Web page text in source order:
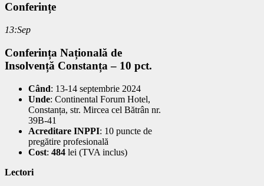
Conferințe
13:Sep
Conferința Națională de
Insolvență Constanța – 10 pct.
Când: 13-14 septembrie 2024
Unde: Continental Forum Hotel,
Constanța, str. Mircea cel Bătrân nr.
39B-41
Acreditare INPPI: 10 puncte de
pregătire profesională
Cost: 484 lei (TVA inclus)
Lectori